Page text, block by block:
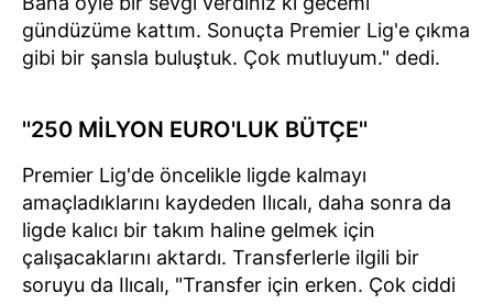
gündüzüme kattım. Sonuçta Premier Lig'e çıkma
gibi bir şansla buluştuk. Çok mutluyum." dedi.
''250 MİLYON EURO'LUK BÜTÇE''
Premier Lig'de öncelikle ligde kalmayı
amaçladıklarını kaydeden Ilıcalı, daha sonra da
ligde kalıcı bir takım haline gelmek için
çalışacaklarını aktardı. Transferlerle ilgili bir
soruyu da Ilıcalı, "Transfer için erken. Çok ciddi